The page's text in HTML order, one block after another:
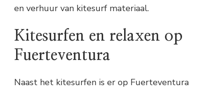
en verhuur van kitesurf materiaal.
Kitesurfen en relaxen op
Fuerteventura
Naast het kitesurfen is er op Fuerteventura